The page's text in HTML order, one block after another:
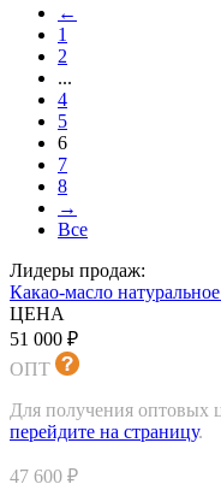
←
1
2
...
4
5
6
7
8
→
Все
Лидеры продаж:
Какао-масло
ЦЕНА
51 000 ₽
ОПТ
Для получения оптовых
перейдите на страницу.
47 600 ₽